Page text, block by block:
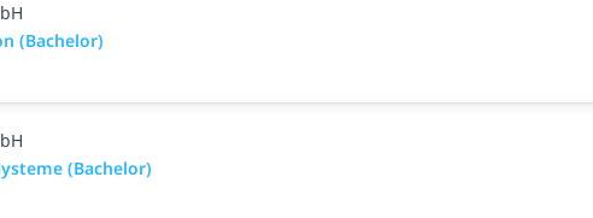
(Bachelor)
(Bachelor)